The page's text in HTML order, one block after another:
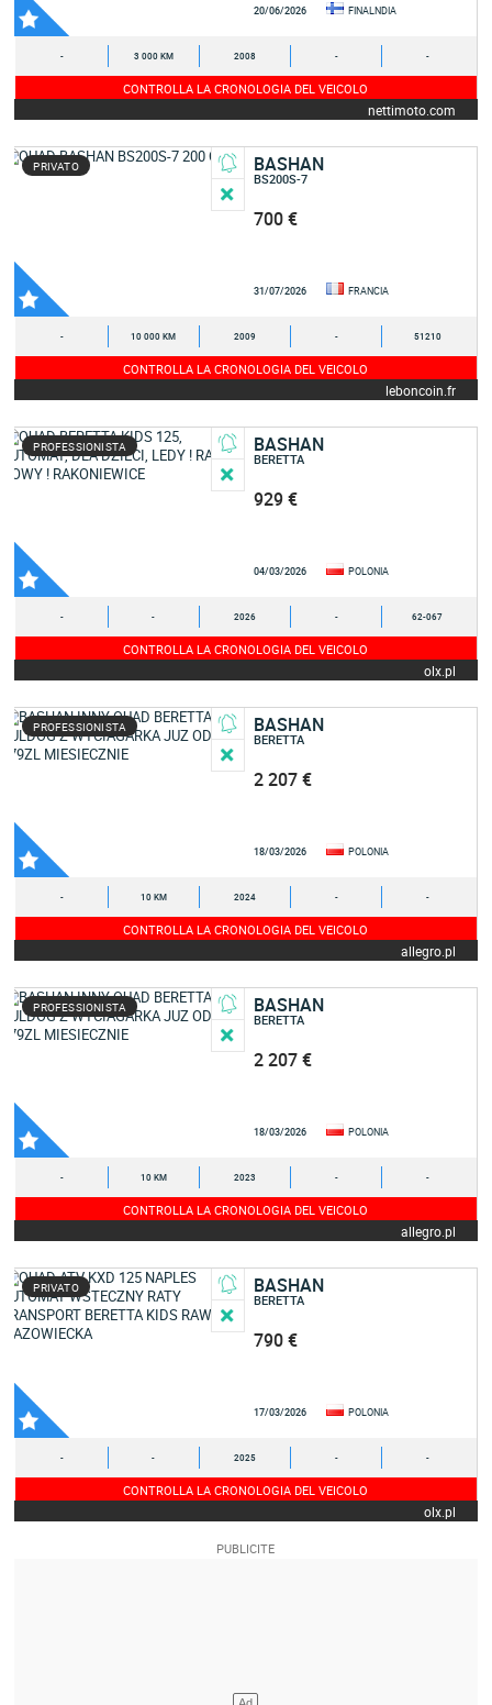
20/06/2026 FINALNDIA
- 3 000 KM 2008 - -
CONTROLLA LA CRONOLOGIA DEL VEICOLO
nettimoto.com
PRIVATO BASHAN
BS200S-7
700 €
31/07/2026 FRANCIA
- 10 000 KM 2009 - 51210
CONTROLLA LA CRONOLOGIA DEL VEICOLO
leboncoin.fr
PROFESSIONISTA BASHAN
BERETTA
929 €
04/03/2026 POLONIA
- - 2026 - 62-067
CONTROLLA LA CRONOLOGIA DEL VEICOLO
olx.pl
PROFESSIONISTA BASHAN
BERETTA
2 207 €
18/03/2026 POLONIA
- 10 KM 2024 - -
CONTROLLA LA CRONOLOGIA DEL VEICOLO
allegro.pl
PROFESSIONISTA BASHAN
BERETTA
2 207 €
18/03/2026 POLONIA
- 10 KM 2023 - -
CONTROLLA LA CRONOLOGIA DEL VEICOLO
allegro.pl
PRIVATO BASHAN
BERETTA
790 €
17/03/2026 POLONIA
- - 2025 - -
CONTROLLA LA CRONOLOGIA DEL VEICOLO
olx.pl